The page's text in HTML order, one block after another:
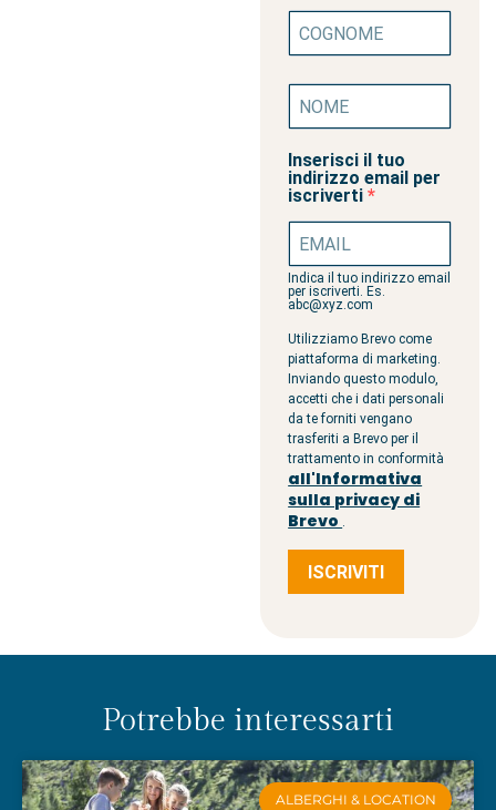
Inserisci il tuo
indirizzo email per
iscriverti
Indica il tuo indirizzo email
per iscriverti. Es.
abc@xyz.com
Utilizziamo Brevo come
piattaforma di marketing.
Inviando questo modulo,
accetti che i dati personali
da te forniti vengano
trasferiti a Brevo per il
trattamento in conformità
all'Informativa
sulla privacy di
Brevo .
ISCRIVITI
Potrebbe interessarti
ALBERGHI & LOCATION